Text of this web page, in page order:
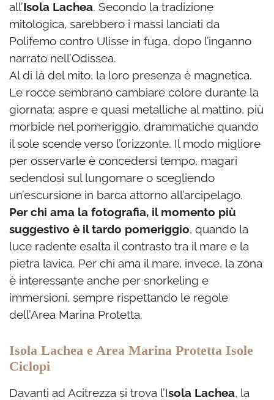
all’Isola Lachea. Secondo la tradizione
mitologica, sarebbero i massi lanciati da
Polifemo contro Ulisse in fuga, dopo l’inganno
narrato nell’Odissea.
Al di là del mito, la loro presenza è magnetica.
Le rocce sembrano cambiare colore durante la
giornata: aspre e quasi metalliche al mattino, più
morbide nel pomeriggio, drammatiche quando
il sole scende verso l’orizzonte. Il modo migliore
per osservarle è concedersi tempo, magari
sedendosi sul lungomare o scegliendo
un’escursione in barca attorno all’arcipelago.
Per chi ama la fotografia, il momento più
suggestivo è il tardo pomeriggio, quando la
luce radente esalta il contrasto tra il mare e la
pietra lavica. Per chi ama il mare, invece, la zona
è interessante anche per snorkeling e
immersioni, sempre rispettando le regole
dell’Area Marina Protetta.
Isola Lachea e Area Marina Protetta Isole
Ciclopi
Davanti ad Acitrezza si trova l’Isola Lachea, la